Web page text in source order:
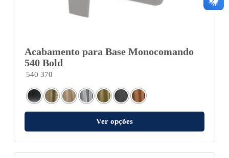
Acabamento para Base Monocomando
540 Bold
540 370
Ver opções